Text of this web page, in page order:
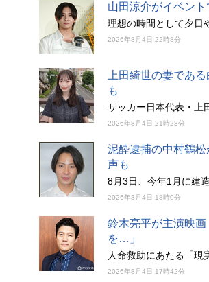
山田涼介がイベン
理想の時間として夕日
2026年8月4日 22時8分
上田綺世の妻であ
も
サッカー日本代表・上
2026年8月4日 21時28分
泥酔逮捕の中村鶴
声も
8月3日、今年1月に建
2026年8月4日 18時0分
鈴木亮平が主演映
を…」
人命救助にあたる「現
2026年8月4日 17時42分